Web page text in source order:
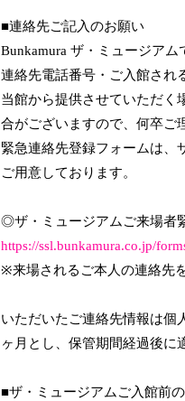
■連絡先ご記入のお願い
Bunkamura ザ・ミュージア
連絡先電話番号・ご入館され
当館から提供させていただく
合がございますので、何卒ご
緊急連絡先登録フォームは、
ご用意しております。
◎ザ・ミュージアムご来場者
https://ssl.bunkamura.co.jp/
※来場されるご本人の連絡先
いただいたご連絡先情報は個
ヶ月とし、保管期間経過後に
■ザ・ミュージアムご入館前